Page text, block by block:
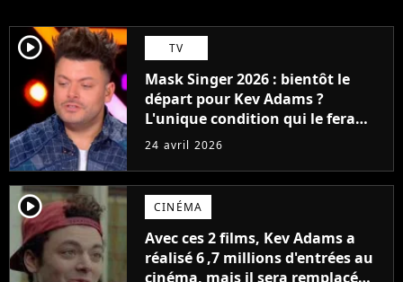
player2 TV
Mask Singer 2026 : bientôt le
départ pour Kev Adams ?
L'unique condition qui le fera
rester comme enquêteur
24 avril 2026
player2 CINÉMA
Avec ces 2 films, Kev Adams a
réalisé 6 ,7 millions d'entrées au
cinéma, mais il sera remplacé